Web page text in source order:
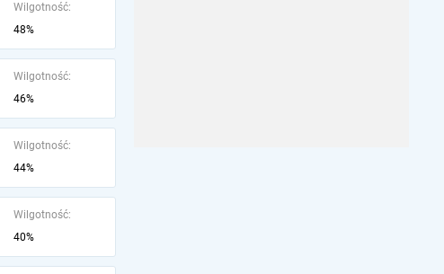
Wilgotność:
48%
Wilgotność:
46%
Wilgotność:
44%
Wilgotność:
40%